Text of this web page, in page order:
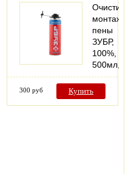
Очиститель
монтажной
пены
ЗУБР,
100%,
500мл,
300 руб Купить